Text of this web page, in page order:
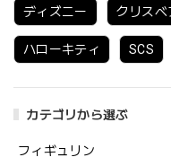
ディズニー クリスベ
ハローキティ SCS
カテゴリから選ぶ
フィギュリン